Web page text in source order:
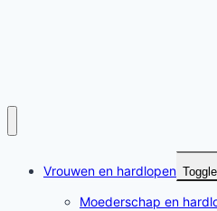
Vrouwen en hardlopen
Moederschap en